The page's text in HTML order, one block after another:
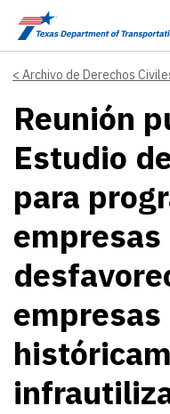
Skip to main content
Archivo de Derechos
Reunión
Estudio
para
empresas